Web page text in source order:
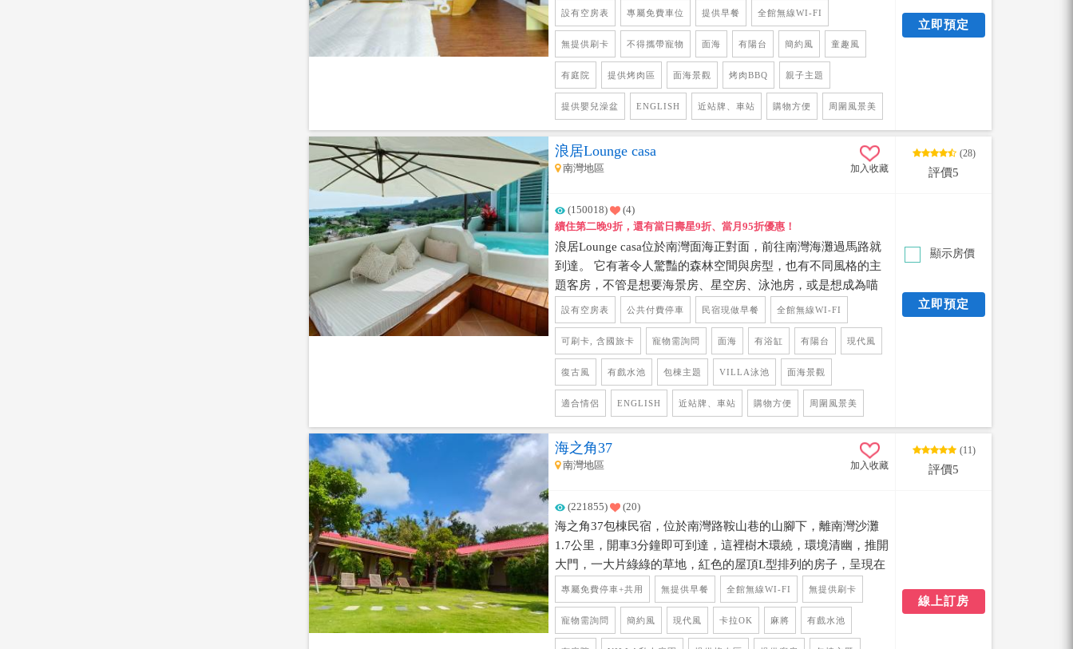
風及親子風打造，頂樓Kitty海景四人房可以看到南灣整個海
景，到了傍晚可坐在陽台欣賞日落的美景，住在美麗的南灣海
景地段是非常棒的選擇，交通便利，歡迎你們來旅行。
設有空房表 專屬免費車位 提供早餐 全館無線WI-FI
無提供刷卡 不得攜帶寵物 面海 有陽台 簡約風 童趣風
有庭院 提供烤肉區 面海景觀 烤肉BBQ 親子主題
提供嬰兒澡盆 ENGLISH 近站牌、車站 購物方便 周圍風景美
立即預定
浪居Lounge casa
南灣地區 加入收藏
(28)
評價5
(150018)
(4)
續住第二晚9折，還有當日壽星9折、當月95折優惠！
浪居Lounge casa位於南灣面海正對面，前往南灣海灘過馬路就
到達。 它有著令人驚豔的森林空間與房型，也有不同風格的主
題客房，不管是想要海景房、星空房、泳池房，或是想成為喵
星人一樣在奇特的空間裡流浪，通通都能滿足，一樓區域有設
置一座戲水池，包棟房客可以使用水池娛樂，享受專屬包棟。
凡訂任何房型入住都可享用手作精緻早午餐，以及部分房型有
贈送紅酒跟芳療SPA喔~ 只要入住海景陽台房、泳池房及星空房
的旅客，即贈送40分鐘的芳療SPA一位，讓身心靈所有疲憊都解
放喔~
設有空房表 公共付費停車 民宿現做早餐 全館無線WI-FI
可刷卡, 含國旅卡 寵物需詢問 面海 有浴缸 有陽台 現代風
復古風 有戲水池 包棟主題 VILLA泳池 面海景觀
適合情侶 ENGLISH 近站牌、車站 購物方便 周圍風景美
顯示房價
立即預定
海之角37
南灣地區 加入收藏
(11)
評價5
(221855) (20)
海之角37包棟民宿，位於南灣路鞍山巷的山腳下，離南灣沙灘
1.7公里，開車3分鐘即可到達，這裡樹木環繞，環境清幽，推開
大門，一大片綠綠的草地，紅色的屋頂L型排列的房子，呈現在
眼前，原屋主來自法國，用一年的時間和心血打造，房屋內全
部重新裝潢，用進口的柚木家具配上暖色系的地磚，簡約的布
置，透露出濃濃的鄉村風，給人一種很溫暖的感覺。 民宿是採
包棟經營方式，度假環境又有隱私空間，民宿主人準備的設備
專屬免費停車+共用 無提供早餐 全館無線WI-FI 無提供刷卡
寵物需詢問 簡約風 現代風 卡拉OK 麻將 有戲水池
線上訂房